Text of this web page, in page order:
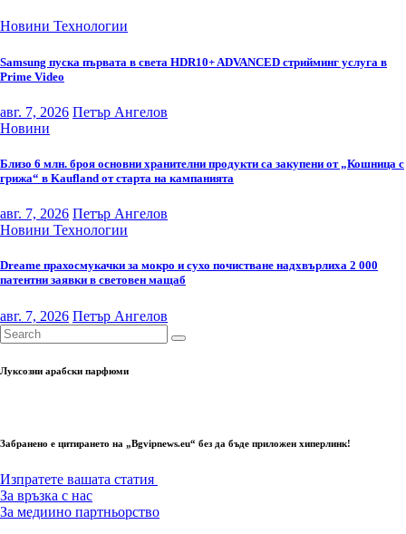
Новини Технологии
Samsung пуска първата в света HDR10+ ADVANCED стрийминг услуга в
Prime Video
авг. 7, 2026 Петър Ангелов
Новини
Близо 6 млн. броя основни хранителни продукти са закупени от „Кошница с
грижа“ в Kaufland от старта на кампанията
авг. 7, 2026 Петър Ангелов
Новини Технологии
Dreame прахосмукачки за мокро и сухо почистване надхвърлиха 2 000
патентни заявки в световен мащаб
авг. 7, 2026 Петър Ангелов
Луксозни арабски парфюми
Забранено е цитирането на „Bgvipnews.eu“ без да бъде приложен хиперлинк!
Изпратете вашата статия
За връзка с нас
За медиино партньорство